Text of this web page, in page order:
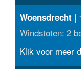
Woensdrecht |
Windstoten: 2
Klik voor meer